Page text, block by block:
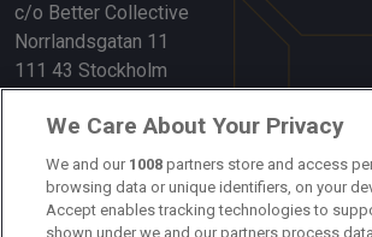
c/o Better Collective
Norrlandsgatan 11
111 43 Stockholm
Länkar
Om oss
Kontakta oss
We Care About Your Privacy
We and our 1008 partners store and access
browsing data or unique identifiers, on your
Accept enables tracking technologies to
shown under we and our partners process